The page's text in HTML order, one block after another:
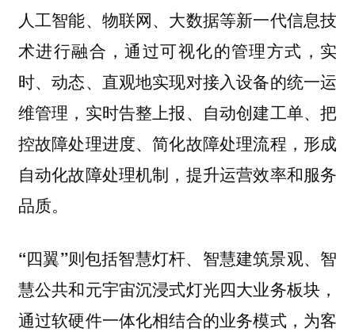
人工智能、物联网、大数据等新一代信息技
术进行融合，通过可视化的管理方式，实
时、动态、直观地实现对接入设备的统一运
维管理，实时告整上报、自动创建工单、把
控故障处理进度、简化故障处理流程，形成
自动化故障处理机制，提升运营效率和服务
品质。
“四翼”则包括智慧灯杆、智慧建筑景观、智
慧公共和元宇宙沉浸式灯光四大业务板块，
通过软硬件一体化相结合的业务模式，为客